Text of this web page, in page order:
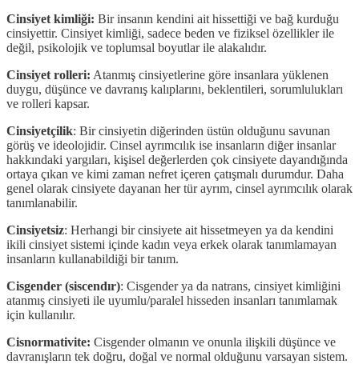
Cinsiyet kimliği: Bir insanın kendini ait hissettiği ve bağ kurduğu
cinsiyettir. Cinsiyet kimliği, sadece beden ve fiziksel özellikler ile
değil, psikolojik ve toplumsal boyutlar ile alakalıdır.
Cinsiyet rolleri: Atanmış cinsiyetlerine göre insanlara yüklenen
duygu, düşünce ve davranış kalıplarını, beklentileri, sorumlulukları
ve rolleri kapsar.
Cinsiyetçilik: Bir cinsiyetin diğerinden üstün olduğunu savunan
görüş ve ideolojidir. Cinsel ayrımcılık ise insanların diğer insanlar
hakkındaki yargıları, kişisel değerlerden çok cinsiyete dayandığında
ortaya çıkan ve kimi zaman nefret içeren çatışmalı durumdur. Daha
genel olarak cinsiyete dayanan her tür ayrım, cinsel ayrımcılık olarak
tanımlanabilir.
Cinsiyetsiz: Herhangi bir cinsiyete ait hissetmeyen ya da kendini
ikili cinsiyet sistemi içinde kadın veya erkek olarak tanımlamayan
insanların kullanabildiği bir tanım.
Cisgender (siscendır): Cisgender ya da natrans, cinsiyet kimliğini
atanmış cinsiyeti ile uyumlu/paralel hisseden insanları tanımlamak
için kullanılır.
Cisnormativite: Cisgender olmanın ve onunla ilişkili düşünce ve
davranışların tek doğru, doğal ve normal olduğunu varsayan sistem.